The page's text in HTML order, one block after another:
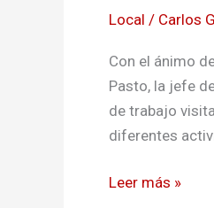
Local / Carlos
Con el ánimo
Pasto, la jefe
de trabajo
diferentes
y
comunidad
en
El
Futuro
Pasto
Leer más »